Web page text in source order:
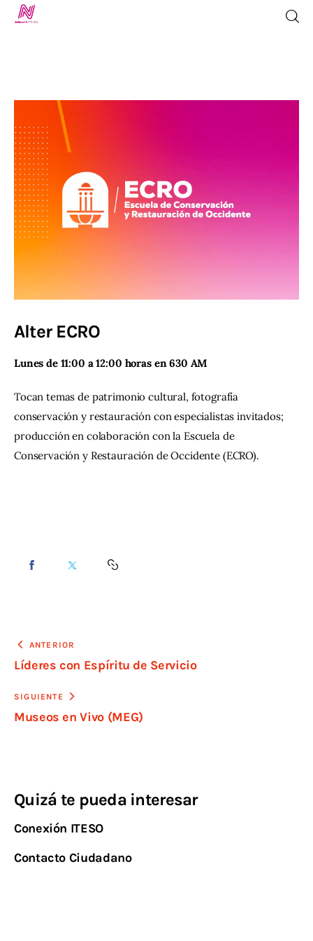
Inicio
TV en Vivo
Jalisco Noticias
Programación
Alter ECRO
Lunes de 11:00 a 12:00 horas en 630 AM
Tocan temas de patrimonio cultural, fotografía
conservación y restauración con especialistas invitados;
producción en colaboración con la Escuela de
Conservación y Restauración de Occidente (ECRO).
ANTERIOR
Líderes con Espíritu de Servicio
SIGUIENTE
Museos en Vivo (MEG)
Quizá te pueda interesar
Conexión ITESO
Contacto Ciudadano